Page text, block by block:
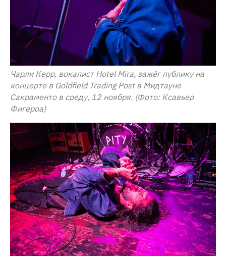
Чарли Керр, вокалист Hotel Mira, зажёг публику на
концерте в Goldfield Trading Post в Мидтауне
Сакраменто в среду, 12 ноября. (Фото: Ксавьер
Фигероа)